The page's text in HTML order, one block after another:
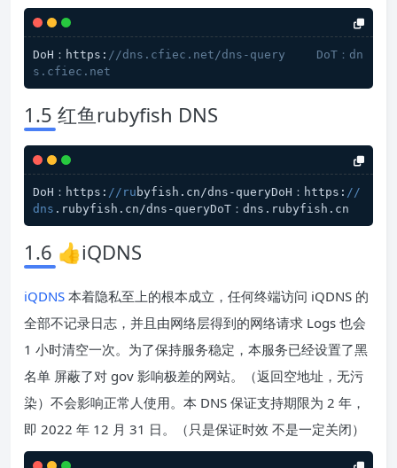
DoH：https: //dns.cfiec.net/dns-query	DoT：dn
s.cfiec.net
1.5 红鱼rubyfish DNS
DoH：https: //ru byfish.cn/dns-queryDoH：https: //
dns .rubyfish.cn/dns-queryDoT：dns.rubyfish.cn
1.6 👍iQDNS
iQDNS 本着隐私至上的根本成立，任何终端访问 iQDNS 的
全部不记录日志，并且由网络层得到的网络请求 Logs 也会
1 小时清空一次。为了保持服务稳定，本服务已经设置了黑
名单 屏蔽了对 gov 影响极差的网站。（返回空地址，无污
染）不会影响正常人使用。本 DNS 保证支持期限为 2 年，
即 2022 年 12 月 31 日。（只是保证时效 不是一定关闭）